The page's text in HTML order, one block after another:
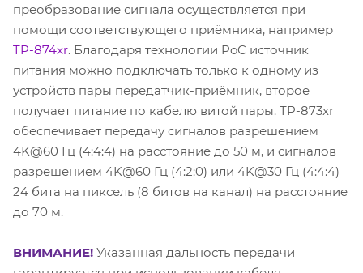
преобразование сигнала осуществляется при
помощи соответствующего приёмника, например
TP-874xr. Благодаря технологии PoC источник
питания можно подключать только к одному из
устройств пары передатчик-приёмник, второе
получает питание по кабелю витой пары. TP-873xr
обеспечивает передачу сигналов разрешением
4K@60 Гц (4:4:4) на расстояние до 50 м, и сигналов
разрешением 4K@60 Гц (4:2:0) или 4K@30 Гц (4:4:4)
24 бита на пиксель (8 битов на канал) на расстояние
до 70 м.
ВНИМАНИЕ! Указанная дальность передачи